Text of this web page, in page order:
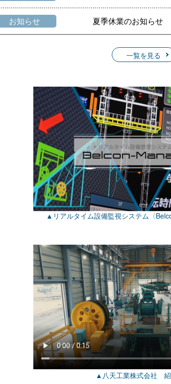
お知らせ 夏季休業のお知らせ
一覧を見る
▲リアルタイム設備監視システム〈
▲八天工業株式会社